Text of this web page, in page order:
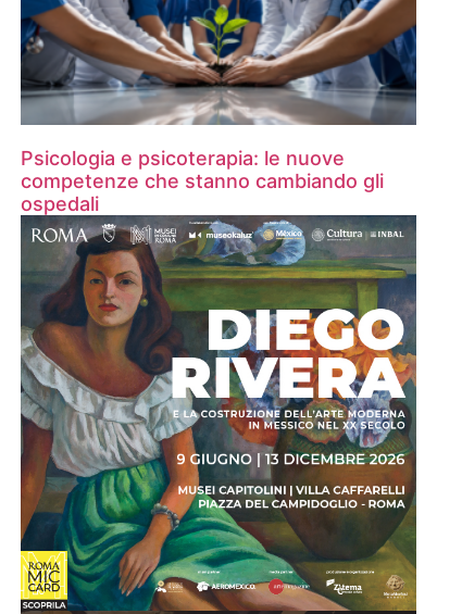
Psicologia e psicoterapia: le nuove
competenze che stanno cambiando gli
ospedali